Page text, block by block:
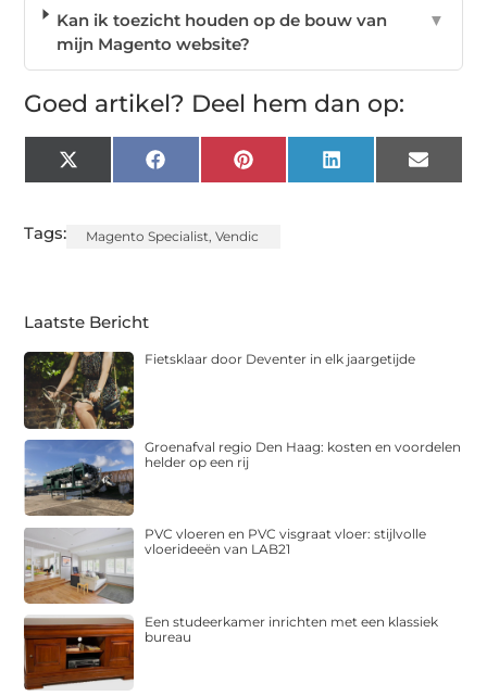
Kan ik toezicht houden op de bouw van
mijn Magento website?
▼
Goed artikel? Deel hem dan op:
X
(Twitter)
FacebookPinterest LinkedIn Email
Tags: Magento Specialist,Vendic
Laatste Bericht
Fietsklaar door Deventer in elk jaargetijde
Groenafval regio Den Haag: kosten en voordelen
helder op een rij
PVC vloeren en PVC visgraat vloer: stijlvolle
vloerideeën van LAB21
Een studeerkamer inrichten met een klassiek
bureau